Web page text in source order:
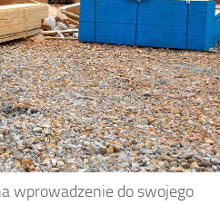
wprowadzenie do swojego